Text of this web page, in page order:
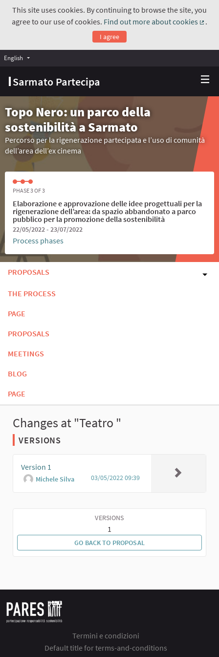
This site uses cookies. By continuing to browse the site, you
agree to our use of cookies. Find out more about cookies
.
I agree
Sarmato Partecipa
English Choose language
Topo Nero: un parco della
sostenibilità a Sarmato
Percorso per la rigenerazione partecipata e l’uso di comunità
dell’area dell’ex cinema
PHASE 3 OF 3
Elaborazione e approvazione delle idee progettuali per la
rigenerazione dell’area: da spazio abbandonato a parco
pubblico per la promozione della sostenibilità
22/05/2022 - 23/07/2022
Process phases
PROPOSALS
THE PROCESS
PAGE
PROPOSALS
MEETINGS
BLOG
PAGE
Changes at "Teatro "
VERSIONS
Version 1
Michele Silva 03/05/2022 09:39
VERSIONS
1
GO BACK TO PROPOSAL
Termini e condizioni
Default title for terms-and-conditions